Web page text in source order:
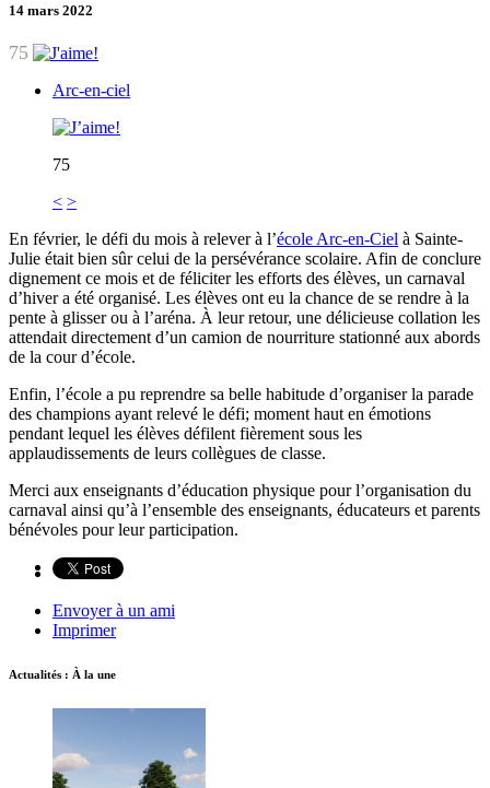
14 mars 2022
75
Arc-en-ciel
75
< >
En février, le défi du mois à relever à l’école Arc-en-Ciel à Sainte-
Julie était bien sûr celui de la persévérance scolaire. Afin de conclure
dignement ce mois et de féliciter les efforts des élèves, un carnaval
d’hiver a été organisé. Les élèves ont eu la chance de se rendre à la
pente à glisser ou à l’aréna. À leur retour, une délicieuse collation les
attendait directement d’un camion de nourriture stationné aux abords
de la cour d’école.
Enfin, l’école a pu reprendre sa belle habitude d’organiser la parade
des champions ayant relevé le défi; moment haut en émotions
pendant lequel les élèves défilent fièrement sous les
applaudissements de leurs collègues de classe.
Merci aux enseignants d’éducation physique pour l’organisation du
carnaval ainsi qu’à l’ensemble des enseignants, éducateurs et parents
bénévoles pour leur participation.
Envoyer à un ami
Imprimer
Actualités : À la une